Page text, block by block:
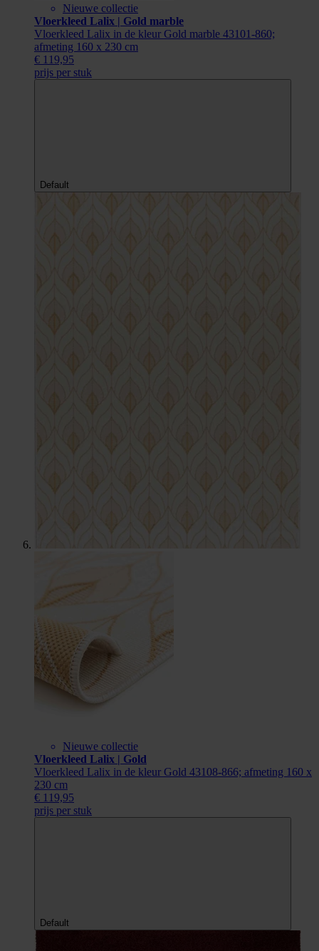
Nieuwe collectie
Vloerkleed Lalix | Gold marble
Vloerkleed Lalix in de kleur Gold marble 43101-860;
afmeting 160 x 230 cm
€ 119,95
prijs per stuk
Default
Nieuwe collectie
Vloerkleed Lalix | Gold
Vloerkleed Lalix in de kleur Gold 43108-866; afmeting 160 x
230 cm
€ 119,95
prijs per stuk
Default